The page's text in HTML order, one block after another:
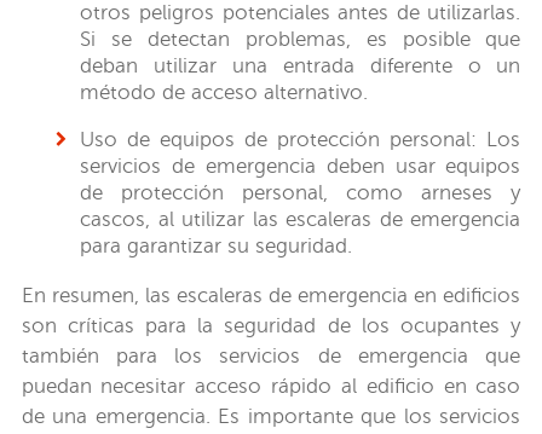
otros peligros potenciales antes de utilizarlas.
Si se detectan problemas, es posible que
deban utilizar una entrada diferente o un
método de acceso alternativo.
Uso de equipos de protección personal: Los
servicios de emergencia deben usar equipos
de protección personal, como arneses y
cascos, al utilizar las escaleras de emergencia
para garantizar su seguridad.
En resumen, las escaleras de emergencia en edificios
son críticas para la seguridad de los ocupantes y
también para los servicios de emergencia que
puedan necesitar acceso rápido al edificio en caso
de una emergencia. Es importante que los servicios